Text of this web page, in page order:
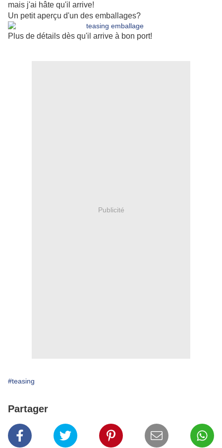
mais j'ai hâte qu'il arrive!
Un petit aperçu d'un des emballages?
Plus de détails dès qu'il arrive à bon port!
Publicité
#teasing
Partager